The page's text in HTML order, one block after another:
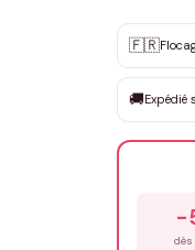
✨
Que
🇫🇷
🚚Expédié
-